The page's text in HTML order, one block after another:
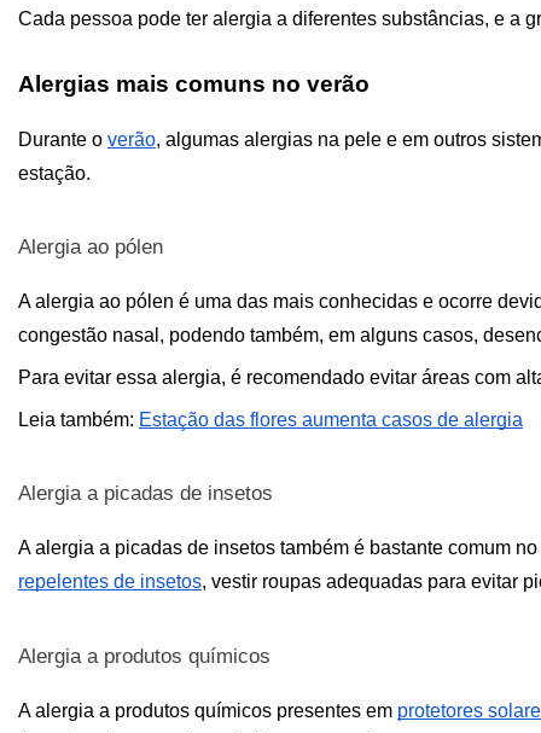
Cada pessoa pode ter alergia a diferentes substâncias, e a
Alergias mais comuns no verão
Durante o verão, algumas alergias na pele e em outros
estação.
Alergia ao pólen
A alergia ao pólen é uma das mais conhecidas e ocorre
congestão nasal, podendo também, em alguns casos,
Para evitar essa alergia, é recomendado evitar áreas com
Leia também: Estação das flores aumenta casos de alergia
Alergia a picadas de insetos
repelentes de insetos, vestir roupas adequadas para evitar
Alergia a produtos químicos
A alergia a produtos químicos presentes em protetores